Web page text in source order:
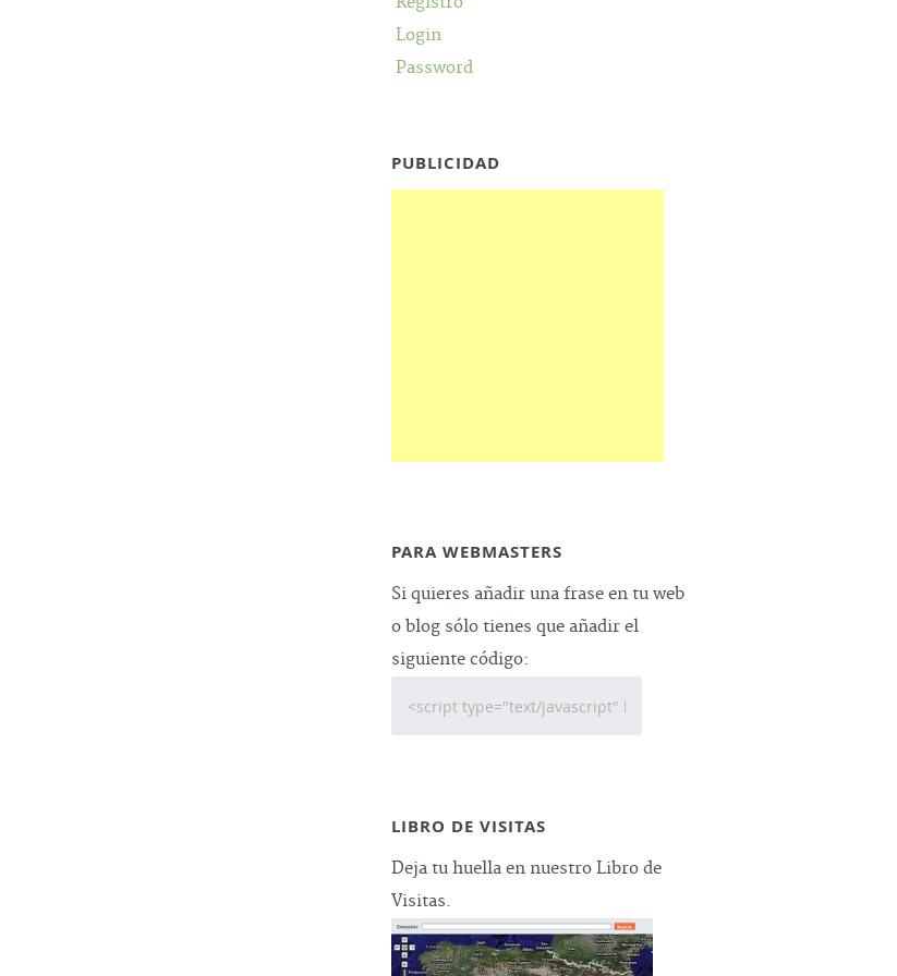
Login
Password
PUBLICIDAD
PARA WEBMASTERS
Si quieres añadir una frase en tu web
o blog sólo tienes que añadir el
siguiente código:
LIBRO DE VISITAS
Deja tu huella en nuestro Libro de
Visitas.